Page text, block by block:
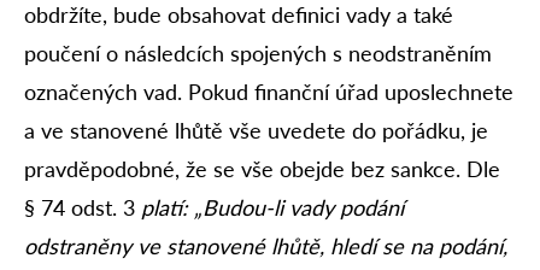
obdržíte, bude obsahovat definici vady a také
poučení o následcích spojených s neodstraněním
označených vad. Pokud finanční úřad uposlechnete
a ve stanovené lhůtě vše uvedete do pořádku, je
pravděpodobné, že se vše obejde bez sankce. Dle
§ 74 odst. 3 platí: „Budou-li vady podání
odstraněny ve stanovené lhůtě, hledí se na podání,